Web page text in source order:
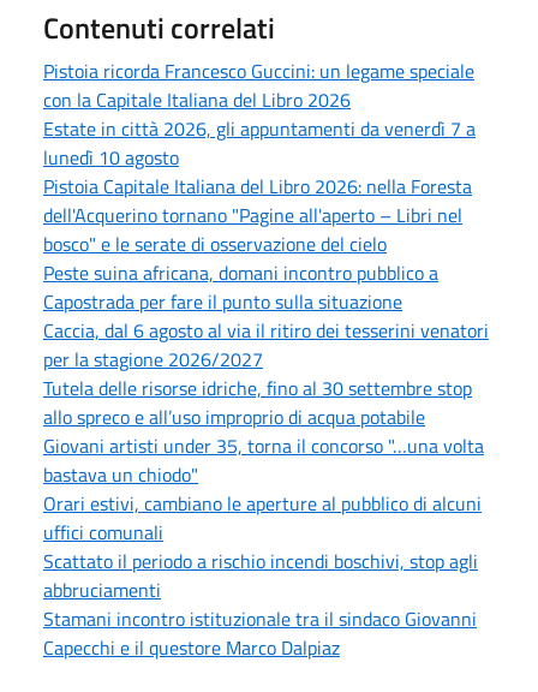
Contenuti correlati
Pistoia ricorda Francesco Guccini: un legame speciale
con la Capitale Italiana del Libro 2026
Estate in città 2026, gli appuntamenti da venerdì 7 a
lunedì 10 agosto
Pistoia Capitale Italiana del Libro 2026: nella Foresta
dell'Acquerino tornano "Pagine all'aperto – Libri nel
bosco" e le serate di osservazione del cielo
Peste suina africana, domani incontro pubblico a
Capostrada per fare il punto sulla situazione
Caccia, dal 6 agosto al via il ritiro dei tesserini venatori
per la stagione 2026/2027
Tutela delle risorse idriche, fino al 30 settembre stop
allo spreco e all’uso improprio di acqua potabile
Giovani artisti under 35, torna il concorso "…una volta
bastava un chiodo"
Orari estivi, cambiano le aperture al pubblico di alcuni
uffici comunali
Scattato il periodo a rischio incendi boschivi, stop agli
abbruciamenti
Stamani incontro istituzionale tra il sindaco Giovanni
Capecchi e il questore Marco Dalpiaz